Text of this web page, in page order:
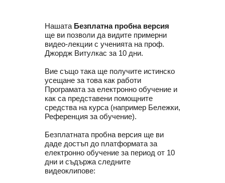
Нашата Безплатна пробна версия
ще ви позволи да видите примерни
видео-лекции с ученията на проф.
Джордж Витулкас за 10 дни.
Вие също така ще получите истинско
усещане за това как работи
Програмата за електронно обучение и
как са представени помощните
средства на курса (например Бележки,
Референция за обучение).
Безплатната пробна версия ще ви
даде достъп до платформата за
електронно обучение за период от 10
дни и съдържа следните
видеоклипове: